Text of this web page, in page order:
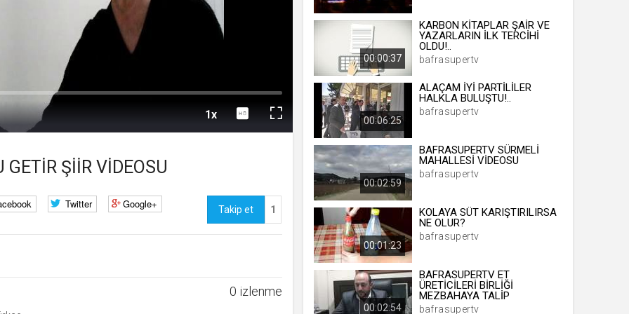
uuid
tutmak
1 gün
1 ay
1 yıl
1x
ŞİİR VİDEOSU
Twitter Google+ Takip et 1
0 izlenme
00:00:37
KARBON KİTAPLAR ŞAİR VE
YAZARLARIN İLK TERCİHİ
OLDU!..
bafrasupertv
00:06:25
ALAÇAM İYİ PARTİLİLER
HALKLA BULUŞTU!..
bafrasupertv
00:02:59
BAFRASUPERTV SÜRMELİ
MAHALLESİ VİDEOSU
bafrasupertv
00:01:23
KOLAYA SÜT KARIŞTIRILIRSA
NE OLUR?
bafrasupertv
00:02:54
BAFRASUPERTV ET
ÜRETİCİLERİ BİRLİĞİ
MEZBAHAYA TALİP
bafrasupertv